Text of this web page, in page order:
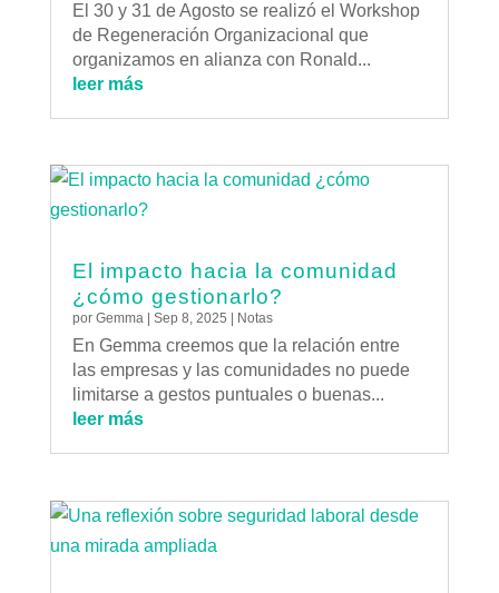
El 30 y 31 de Agosto se realizó el Workshop
de Regeneración Organizacional que
organizamos en alianza con Ronald...
leer más
El impacto hacia la comunidad
¿cómo gestionarlo?
por Gemma| Sep 8, 2025 Notas
En Gemma creemos que la relación entre
las empresas y las comunidades no puede
limitarse a gestos puntuales o buenas...
leer más